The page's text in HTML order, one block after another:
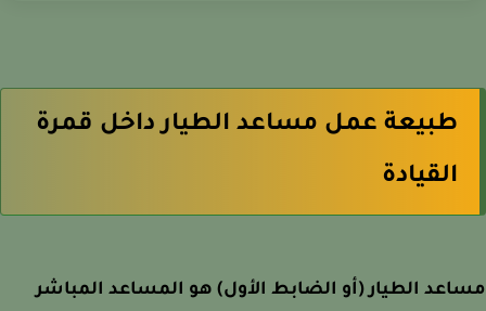
طبيعة عمل مساعد الطيار داخل قمرة
القيادة
الطيار (أو الضابط الأول) هو المساعد المباشر